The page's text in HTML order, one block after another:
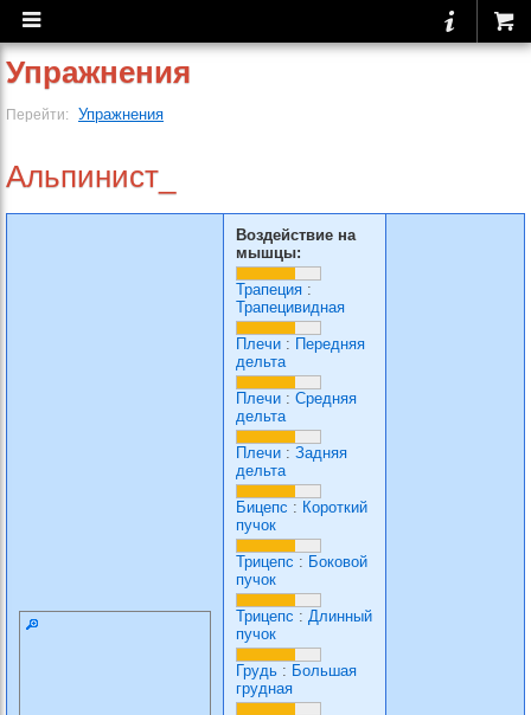
Упражнения
Перейти: Упражнения
Альпинист_
Воздействие на
мышцы:
Трапеция :
Трапецивидная
Плечи : Передняя
дельта
Плечи : Средняя
дельта
Плечи : Задняя
дельта
Бицепс : Короткий
пучок
Трицепс : Боковой
пучок
Трицепс : Длинный
пучок
Грудь : Большая
грудная